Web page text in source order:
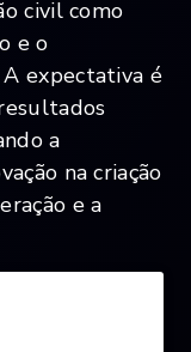
civil como
e o
expectativa é
a
na criação
e a